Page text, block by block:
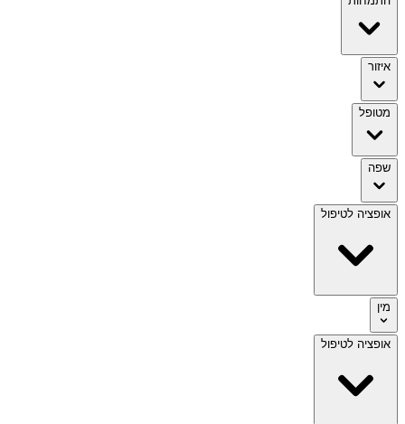
איזור
מטופל
שפה
אופציה לטיפול
מין
אופציה לטיפול